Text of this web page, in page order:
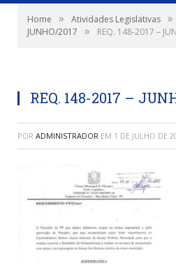
Home » Atividades Legislativas »
JUNHO/2017
» REQ. 148-2017 –
REQ. 148-2017 –
POR ADMINISTRADOR EM 1 DE JULHO DE